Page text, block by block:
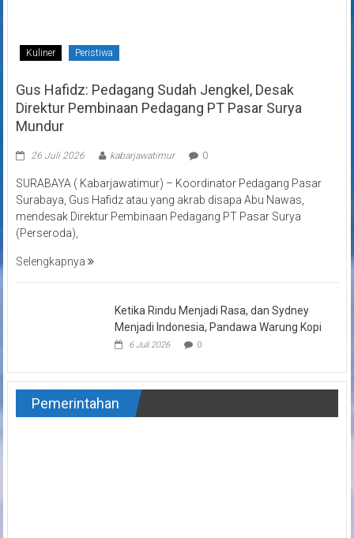
Kuliner Peristiwa
Gus Hafidz: Pedagang Sudah Jengkel, Desak
Direktur Pembinaan Pedagang PT Pasar Surya
Mundur
26 Juli 2026 kabarjawatimur 0
SURABAYA ( Kabarjawatimur) – Koordinator Pedagang Pasar
Surabaya, Gus Hafidz atau yang akrab disapa Abu Nawas,
mendesak Direktur Pembinaan Pedagang PT Pasar Surya
(Perseroda),
Selengkapnya
Ketika Rindu Menjadi Rasa, dan Sydney
Menjadi Indonesia, Pandawa Warung Kopi
6 Juli 2026 0
Pemerintahan